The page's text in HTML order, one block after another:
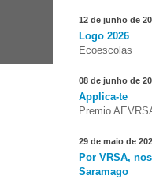
12 de junho de
Logo 2026
Ecoescolas
08 de junho de
Applica-te
Premio
29 de maio de
Por VRSA,
Saramago